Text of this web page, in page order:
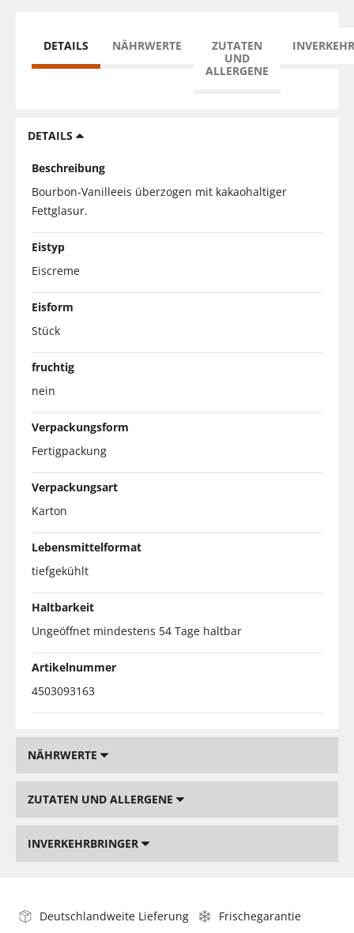
DETAILS NÄHRWERTE
ZUTATEN
UND
ALLERGENE
DETAILS
Beschreibung
Bourbon-Vanilleeis überzogen mit kakaohaltiger
Fettglasur.
Eistyp
Eiscreme
Eisform
Stück
fruchtig
nein
Verpackungsform
Fertigpackung
Verpackungsart
Karton
Lebensmittelformat
tiefgekühlt
Haltbarkeit
Ungeöffnet mindestens 54 Tage haltbar
Artikelnummer
4503093163
NÄHRWERTE
ZUTATEN UND ALLERGENE
INVERKEHRBRINGER
Deutschlandweite Lieferung
Frischegarantie